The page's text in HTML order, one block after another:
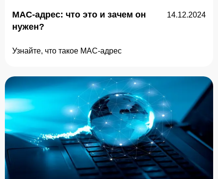
MAC-адрес: что это и зачем он
нужен?
14.12.2024
Узнайте, что такое MAC-адрес